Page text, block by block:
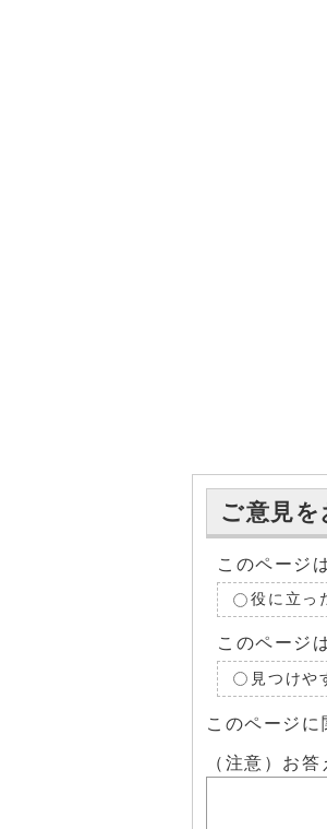
ご意見
このページ
役に立っ
このページ
見つけや
このページに
（注意）お